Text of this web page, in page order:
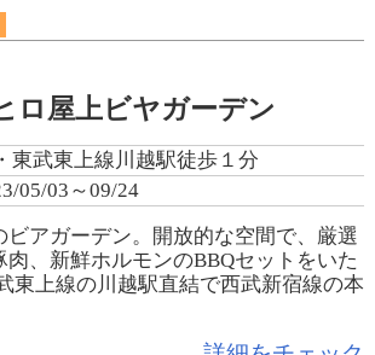
ロ屋上ビヤガーデン
東武東上線川越駅徒歩１分
05/03～09/24
ビアガーデン。開放的な空間で、厳選
肉、新鮮ホルモンのBBQセットをいた
東上線の川越駅直結で西武新宿線の本